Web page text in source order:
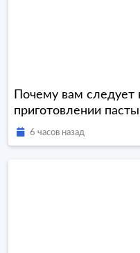
Почему вам
приготовлении
6 часов назад